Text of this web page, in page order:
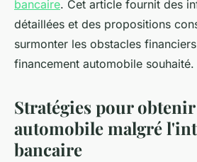
bancaire. Cet article fournit des
détaillées et des propositions
surmonter les obstacles
financement automobile souhaité.
Stratégies pour
automobile malgré
bancaire